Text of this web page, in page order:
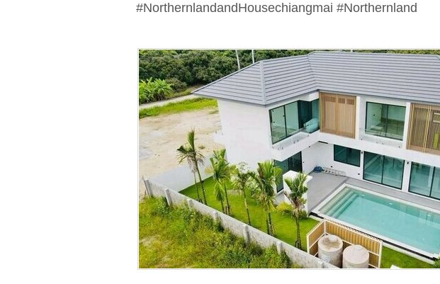
#NorthernlandandHousechiangmai #Northernland